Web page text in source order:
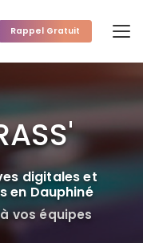
Rappel Gratuit
digitales et
en Dauphiné
vos équipes